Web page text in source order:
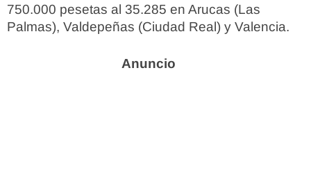
750.000 pesetas al 35.285 en Arucas (Las
Palmas), Valdepeñas (Ciudad Real) y Valencia.